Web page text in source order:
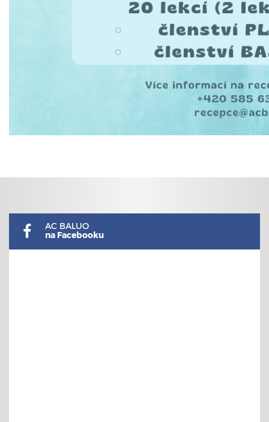
AC BALUO
na Facebooku